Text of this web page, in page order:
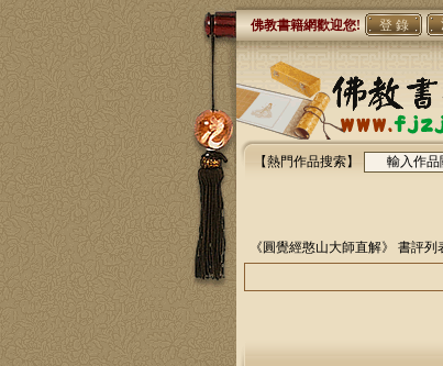
佛教書籍網歡迎您!
【熱門作品搜索】
《圓覺經憨山大師直解》 書評列